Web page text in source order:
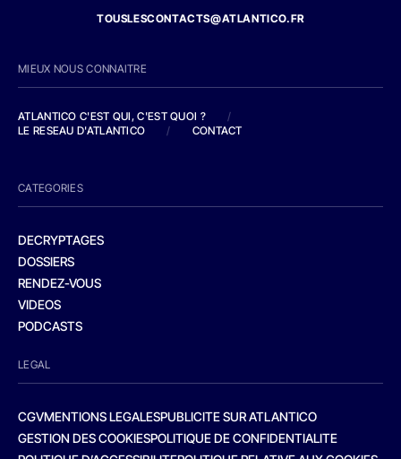
TOUSLESCONTACTS@ATLANTICO.FR
MIEUX NOUS CONNAITRE
ATLANTICO C'EST QUI, C'EST QUOI ?
/
LE RESEAU D'ATLANTICO
/ CONTACT
CATEGORIES
DECRYPTAGES
DOSSIERS
RENDEZ-VOUS
VIDEOS
PODCASTS
LEGAL
CGVMENTIONS LEGALESPUBLICITE SUR ATLANTICO
GESTION DES COOKIESPOLITIQUE DE CONFIDENTIALITE